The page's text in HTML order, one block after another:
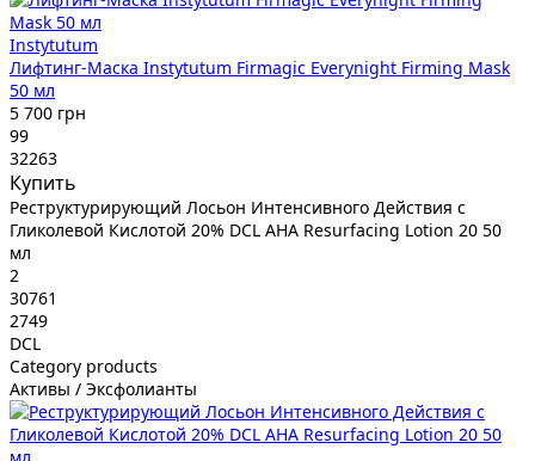
Instytutum
Лифтинг-Маска Instytutum Firmagic Everynight Firming Mask
50 мл
5 700 грн
99
32263
Купить
Реструктурирующий Лосьон Интенсивного Действия с
Гликолевой Кислотой 20% DCL AHA Resurfacing Lotion 20 50
мл
2
30761
2749
DCL
Category products
Активы / Эксфолианты